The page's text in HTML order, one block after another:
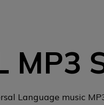
MP3
Language music